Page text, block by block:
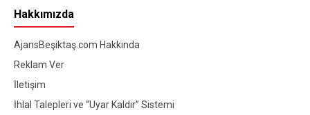
Hakkımızda
AjansBeşiktaş.com Hakkında
Reklam Ver
İletişim
İhlal Talepleri ve “Uyar Kaldır” Sistemi